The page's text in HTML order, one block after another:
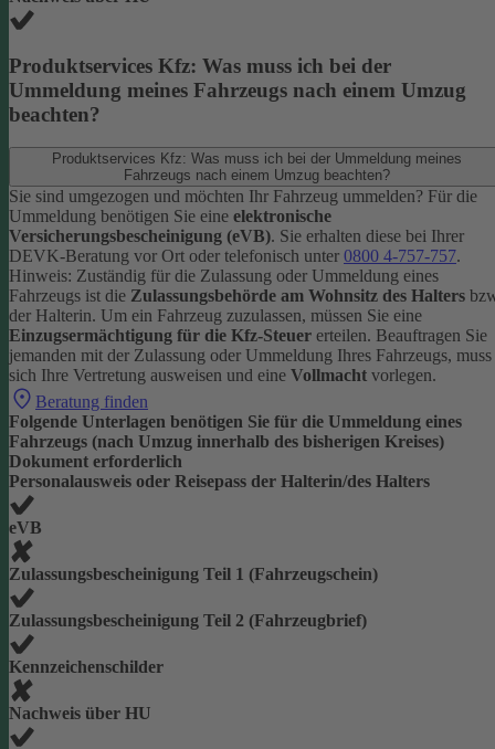
Produktservices Kfz: Was muss ich bei der
Ummeldung meines Fahrzeugs nach einem Umzug
beachten?
Produktservices Kfz: Was muss ich bei der Ummeldung meines
Fahrzeugs nach einem Umzug beachten?
Sie sind umgezogen und möchten Ihr Fahrzeug ummelden? Für die
Ummeldung benötigen Sie eine elektronische
Versicherungsbescheinigung (eVB). Sie erhalten diese bei Ihrer
DEVK-Beratung vor Ort oder telefonisch unter 0800 4-757-757.
Hinweis: Zuständig für die Zulassung oder Ummeldung eines
Fahrzeugs ist die Zulassungsbehörde am Wohnsitz des Halters
der Halterin. Um ein Fahrzeug zuzulassen, müssen Sie eine
Einzugsermächtigung für die Kfz-Steuer erteilen. Beauftragen Sie
jemanden mit der Zulassung oder Ummeldung Ihres Fahrzeugs, muss
sich Ihre Vertretung ausweisen und eine Vollmacht vorlegen.
Beratung finden
Folgende Unterlagen benötigen Sie für die Ummeldung eines
Fahrzeugs (nach Umzug innerhalb des bisherigen Kreises)
Dokument erforderlich
Personalausweis oder Reisepass der Halterin/des Halters
eVB
Zulassungsbescheinigung Teil 1 (Fahrzeugschein)
Zulassungsbescheinigung Teil 2 (Fahrzeugbrief)
Kennzeichenschilder
Nachweis über HU